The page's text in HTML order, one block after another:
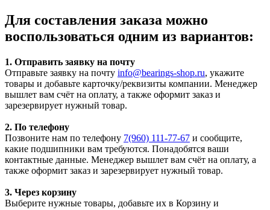
Для составления заказа можно
воспользоваться одним из вариантов:
1. Отправить заявку на почту
Отправьте заявку на почту info@bearings-shop.ru, укажите
товары и добавьте карточку/реквизиты компании. Менеджер
вышлет вам счёт на оплату, а также оформит заказ и
зарезервирует нужный товар.
2. По телефону
Позвоните нам по телефону 7(960) 111-77-67 и сообщите,
какие подшипники вам требуются. Понадобятся ваши
контактные данные. Менеджер вышлет вам счёт на оплату, а
также оформит заказ и зарезервирует нужный товар.
3. Через корзину
Выберите нужные товары, добавьте их в Корзину и